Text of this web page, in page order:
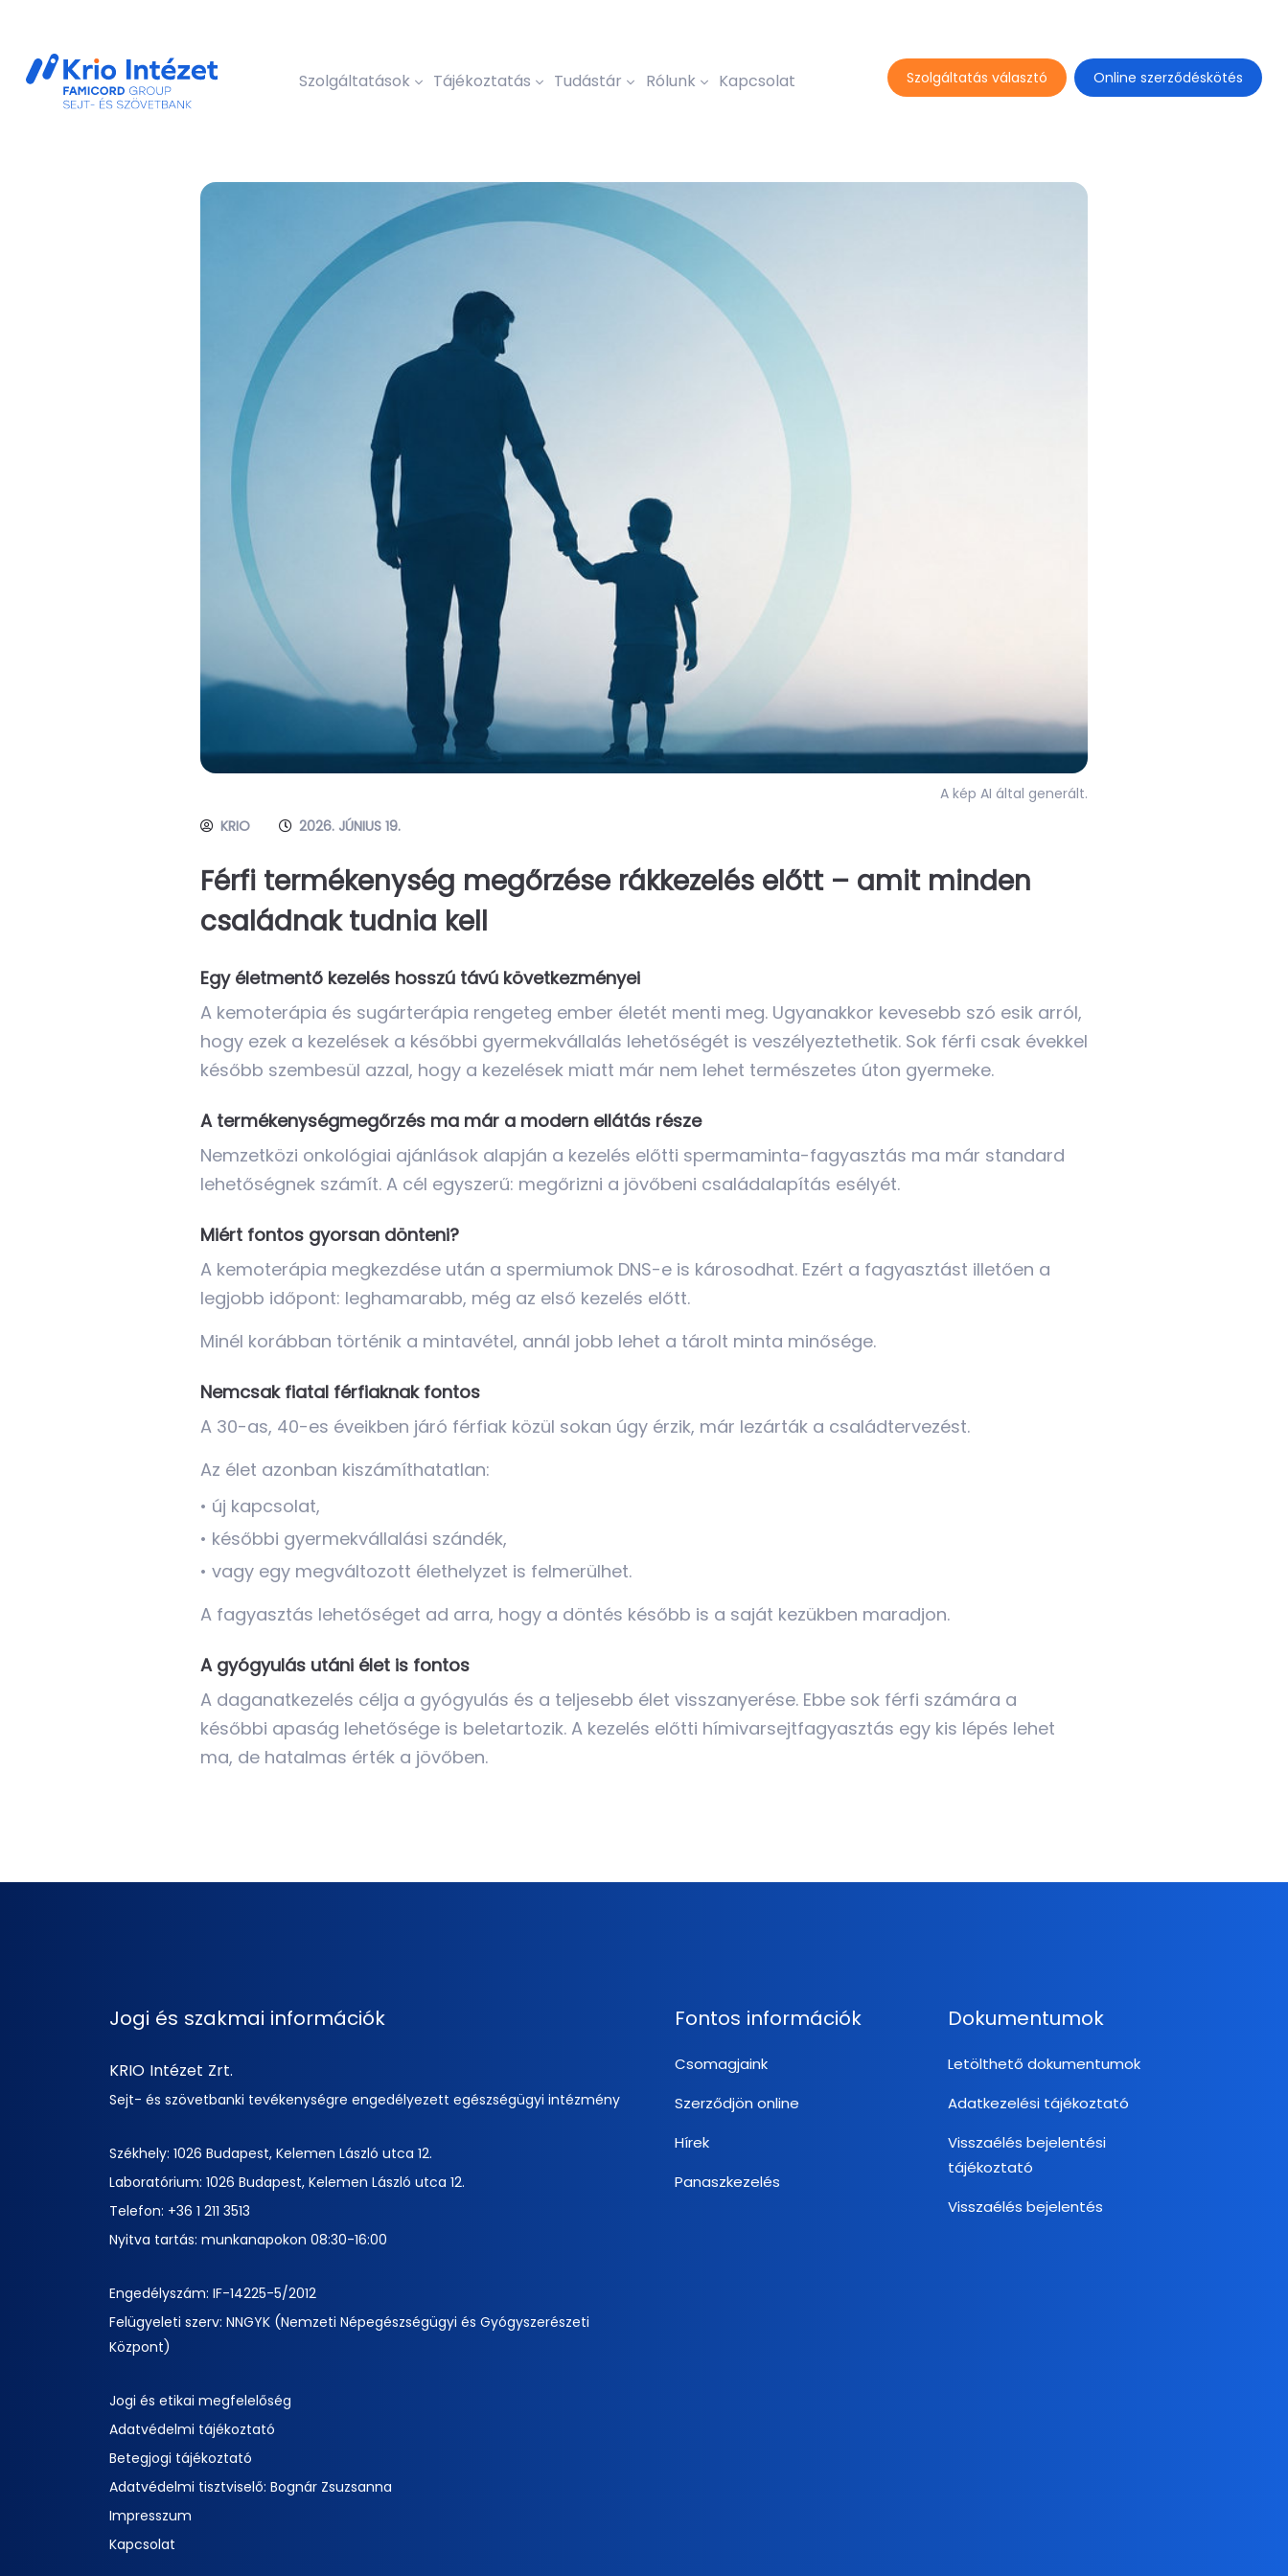
Szolgáltatások Tájékoztatás Tudástár Rólunk Kapcsolat Szolgáltatás választó Online szerződéskötés
A kép AI által generált.
KRIO
2026. JÚNIUS 19.
Férfi termékenység megőrzése rákkezelés előtt – amit minden
családnak tudnia kell
Egy életmentő kezelés hosszú távú következményei
A kemoterápia és sugárterápia rengeteg ember életét menti meg. Ugyanakkor kevesebb szó esik arról,
hogy ezek a kezelések a későbbi gyermekvállalás lehetőségét is veszélyeztethetik. Sok férfi csak évekkel
később szembesül azzal, hogy a kezelések miatt már nem lehet természetes úton gyermeke.
A termékenységmegőrzés ma már a modern ellátás része
Nemzetközi onkológiai ajánlások alapján a kezelés előtti spermaminta-fagyasztás ma már standard
lehetőségnek számít. A cél egyszerű: megőrizni a jövőbeni családalapítás esélyét.
Miért fontos gyorsan dönteni?
A kemoterápia megkezdése után a spermiumok DNS-e is károsodhat. Ezért a fagyasztást illetően a
legjobb időpont: leghamarabb, még az első kezelés előtt.
Minél korábban történik a mintavétel, annál jobb lehet a tárolt minta minősége.
Nemcsak fiatal férfiaknak fontos
A 30-as, 40-es éveikben járó férfiak közül sokan úgy érzik, már lezárták a családtervezést.
Az élet azonban kiszámíthatatlan:
• új kapcsolat,
• későbbi gyermekvállalási szándék,
• vagy egy megváltozott élethelyzet is felmerülhet.
A fagyasztás lehetőséget ad arra, hogy a döntés később is a saját kezükben maradjon.
A gyógyulás utáni élet is fontos
A daganatkezelés célja a gyógyulás és a teljesebb élet visszanyerése. Ebbe sok férfi számára a
későbbi apaság lehetősége is beletartozik. A kezelés előtti hímivarsejtfagyasztás egy kis lépés lehet
ma, de hatalmas érték a jövőben.
Jogi és szakmai információk
KRIO Intézet Zrt.
Sejt- és szövetbanki tevékenységre engedélyezett egészségügyi intézmény
Székhely: 1026 Budapest, Kelemen László utca 12.
Laboratórium: 1026 Budapest, Kelemen László utca 12.
Telefon: +36 1 211 3513
Nyitva tartás: munkanapokon 08:30-16:00
Engedélyszám: IF-14225-5/2012
Felügyeleti szerv: NNGYK (Nemzeti Népegészségügyi és Gyógyszerészeti
Központ)
Jogi és etikai megfelelőség
Adatvédelmi tájékoztató
Betegjogi tájékoztató
Adatvédelmi tisztviselő: Bognár Zsuzsanna
Impresszum
Kapcsolat
Fontos információk
Csomagjaink
Szerződjön online
Hírek
Panaszkezelés
Dokumentumok
Letölthető dokumentumok
Adatkezelési tájékoztató
Visszaélés bejelentési
tájékoztató
Visszaélés bejelentés